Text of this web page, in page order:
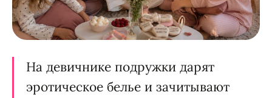
На девичнике подружки дарят
эротическое белье и зачитывают